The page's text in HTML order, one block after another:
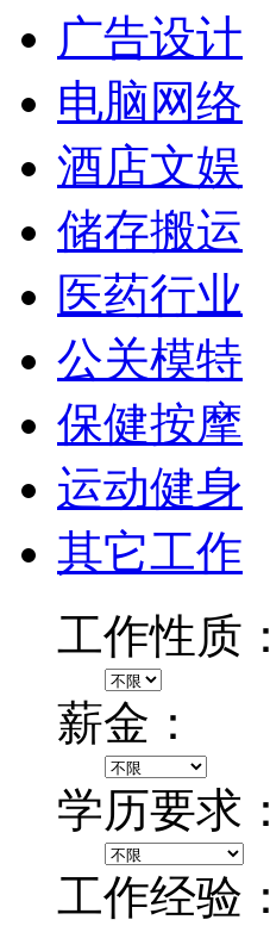
广告设计
电脑网络
酒店文娱
储存搬运
医药行业
公关模特
保健按摩
运动健身
其它工作
工作性质：
薪金：
学历要求：
工作经验：